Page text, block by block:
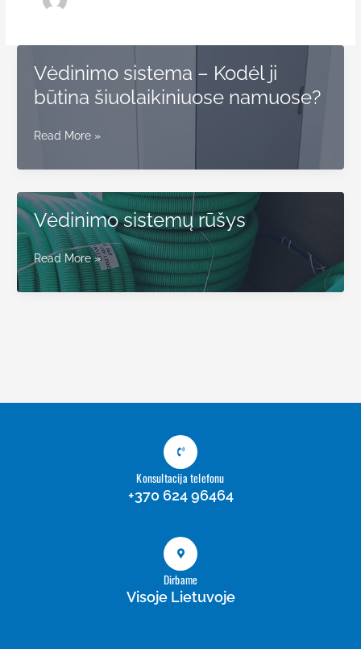
Vėdinimo sistema – Kodėl ji
būtina šiuolaikiniuose namuose?
Vėdinimo
–
ji
būtina
šiuolaikiniuose
namuose?
Read More »
Vėdinimo sistemų rūšys
Vėdinimo
sistemų
rūšys
Read More »
Konsultacija telefonu
+370 624 96464
Dirbame
Visoje Lietuvoje